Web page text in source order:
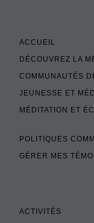
ACCUEIL
DÉCOUVREZ LA
COMMUNAUTÉS
JEUNESSE ET
MÉDITATION ET
POLITIQUES
GÉRER MES
ACTIVITÉS